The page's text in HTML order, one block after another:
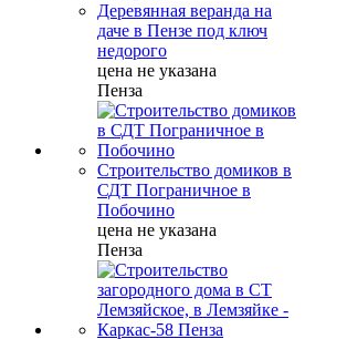
Деревянная веранда на
даче в Пензе под ключ
недорого
цена не указана
Пенза
Строительство домиков в
СДТ Пограничное в
Побочино
цена не указана
Пенза